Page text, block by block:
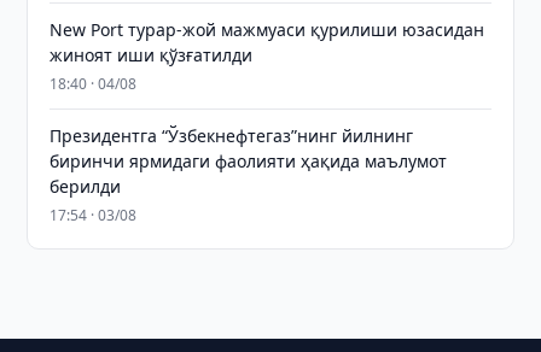
New Port турар-жой мажмуаси қурилиши юзасидан
жиноят иши қўзғатилди
18:40 · 04/08
Президентга “Ўзбекнефтегаз”нинг йилнинг
биринчи ярмидаги фаолияти ҳақида маълумот
берилди
17:54 · 03/08